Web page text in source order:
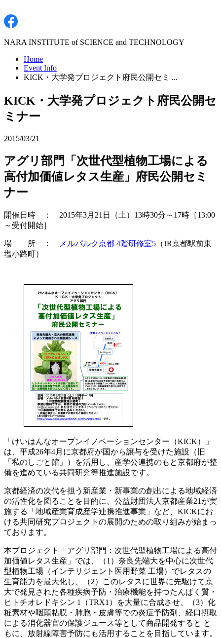
NARA INSTITUTE of SCIENCE and TECHNOLOGY
Home
Event Info
KICK・大学発プロジェクト府民公開セミ ...
KICK・大学発プロジェクト府民公開セ
ミナー
2015/03/21
アグリ部門「次世代型植物工場による
高付加価値レタス生産」府民公開セミ
ナー
開催日時 ： 2015年3月21日（土）13時30分～17時［13:00
～受付開始］
場 所 ： メルパルク京都 4階研修室5 （JR京都駅前東
塩小路町）
「けいはんなオープンイノベーションセンター（KICK）」
は、平成26年4月に京都府が国から譲与を受けた施設（旧
「私のしごと館」）を活用し、産学公連携のもと京都府が整
備を進めている共同研究等推進施設です。
京都経済の次代を担う新産業・新事業の創出による地域経済
の活性化を図ることを目的に、公益財団法人京都産業21が実
施する「地域産業育成産学連携推進事業」など、KICKにお
ける共同研究プロジェクトの展開のための取り組みが始まっ
ております。
本プロジェクト「アグリ部門：次世代型植物工場による高付
加価値レタス生産」では、（1）奈良先端大を中心に次世代
型植物工場（インテリジェント医用野菜 工場）でレタスの
生育能力を最大化し、（2）このレタスに世界に先駆けて京
大で発見された各種疾病予防・治療機能を持つたんぱく質・
ヒトチオレドキシン 1（TRX1）を大量に合成させ、（3）化
粧素材や咽頭粘膜・肺胞・皮膚等での炎症予防剤、経口摂取
による消化器官の保護ジュース等として商品開発すると と
もに、放射線障害予防にも活用することを目指しています。